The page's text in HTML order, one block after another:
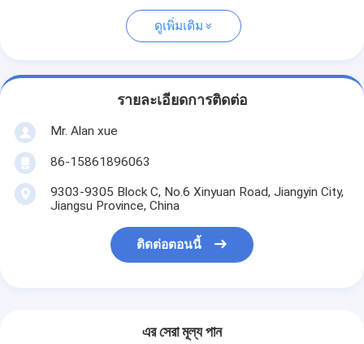
ดูเพิ่มเติม
รายละเอียดการติดต่อ
Mr. Alan xue
86-15861896063
9303-9305 Block C, No.6 Xinyuan Road, Jiangyin City,
Jiangsu Province, China
ติดต่อตอนนี้
এর সেরা মূল্য পান